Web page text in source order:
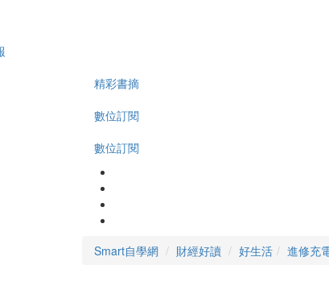
精彩書摘
數位訂閱
數位訂閱
Smart自學網 財經好讀 好生活 進修充